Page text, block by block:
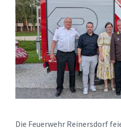
Die Feuerwehr Reinersdorf